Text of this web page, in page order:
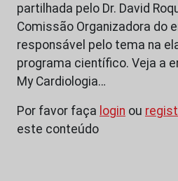
partilhada pelo Dr. David
Comissão Organizadora do
responsável pelo tema na
programa científico. Veja a
My Cardiologia…
Por favor faça login ou
este conteúdo